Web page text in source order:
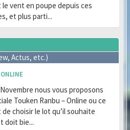
vent en poupe depuis ces
et plus parti...
Actus, etc.)
nous vous proposons
Touken Ranbu – Online ou ce
choisir le lot qu’il souhaite
doit bie...